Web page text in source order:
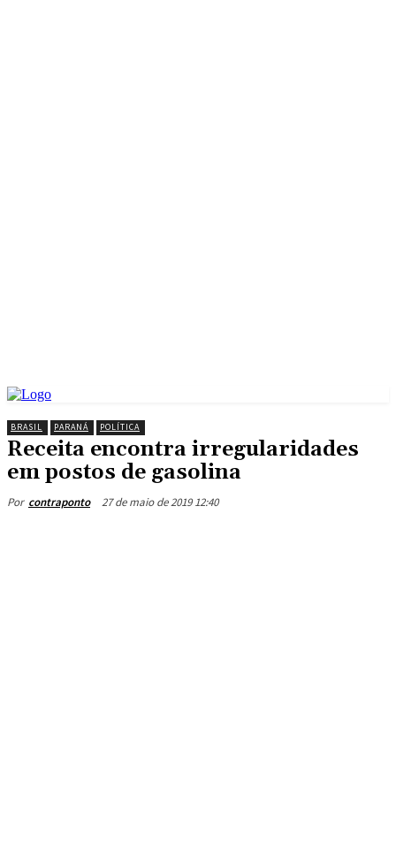
BRASIL PARANÁ POLÍTICA
Receita encontra irregularidades
em postos de gasolina
Por contraponto 27 de maio de 2019 12:40